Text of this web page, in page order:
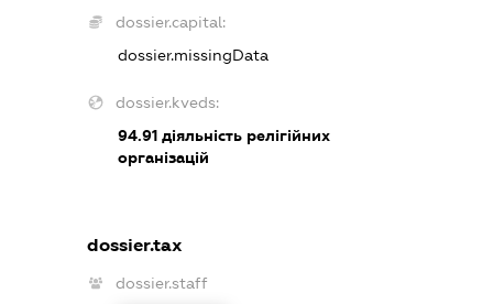
dossier.capital:
dossier.missingData
dossier.kveds:
94.91 діяльність релігійних
організацій
dossier.tax
dossier.staff